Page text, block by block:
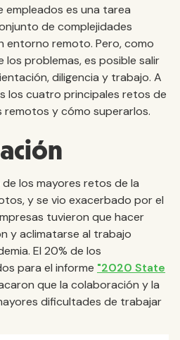
empleados es una tarea
de complejidades
entorno remoto. Pero, como
los problemas, es posible salir
diligencia y trabajo. A
los cuatro principales retos de
remotos y cómo superarlos.
los mayores retos de la
y se vio exacerbado por el
tuvieron que hacer
y aclimatarse al trabajo
El 20% de los
para el informe "2020 State
que la colaboración y la
dificultades de trabajar